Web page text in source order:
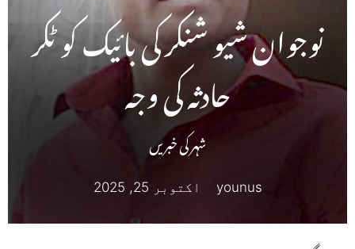
نوجوان شیو شنکر کی بائیک کو ٹکر
حادثہ کی وجہ
شہر کی خبریں
younus اکتوبر 25, 2025